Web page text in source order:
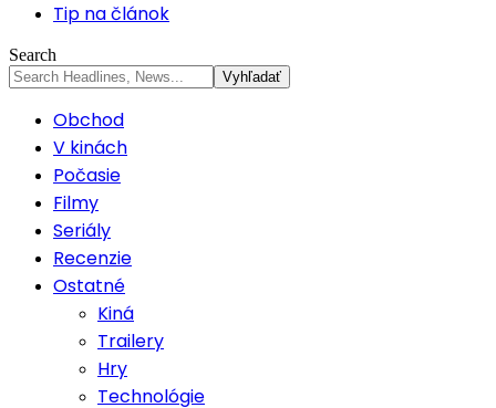
Tip na článok
Search
Obchod
V kinách
Počasie
Filmy
Seriály
Recenzie
Ostatné
Kiná
Trailery
Hry
Technológie